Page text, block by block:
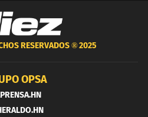
RESERVADOS ®2025
OPSA